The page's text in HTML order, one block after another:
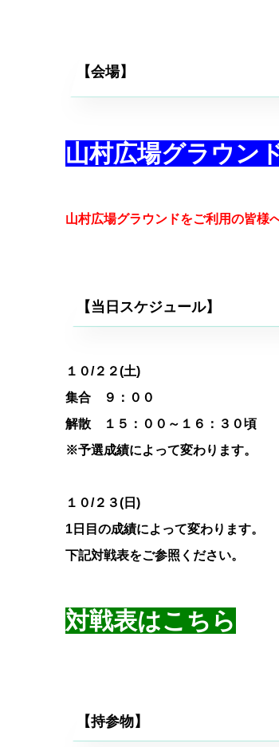
【会場】
山村広場グラウン
山村広場グラウンドをご利用の皆様
【当日スケジュール】
１０/２２(土)
集合 ９：００
解散 １５：００～１６：３０頃
※予選成績によって変わります。
１０/２３(日)
1日目の成績によって変わります。
下記対戦表をご参照ください。
対戦表はこちら
【持参物】